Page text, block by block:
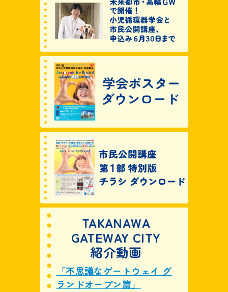
TAKANAWA
GATEWAY CITY
紹介動画
「不思議なゲートウェイ グ
ランドオープン篇」